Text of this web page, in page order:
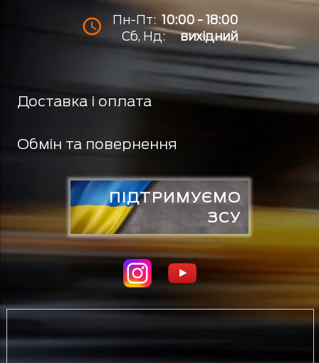
Пн-Пт: 10:00 - 18:00
Сб, Нд:
вихідний
Доставка і оплата
Обмін та повернення
ПІДТРИМУЄМО
ЗСУ